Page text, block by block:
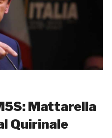
Mattarella
Quirinale